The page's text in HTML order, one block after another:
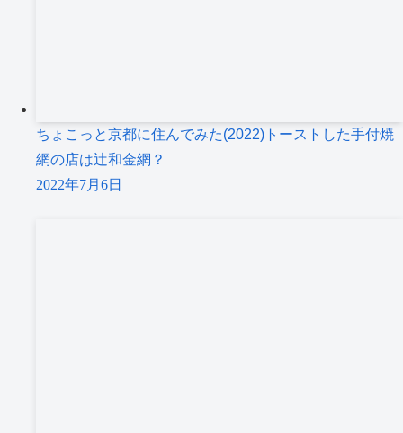
ちょこっと京都に住んでみた(2022)トーストした手付焼
網の店は辻和金網？
2022年7月6日